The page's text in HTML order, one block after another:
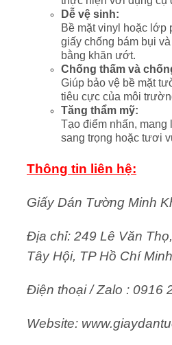
Dễ vệ sinh:
Bề mặt vinyl hoặc lớp
giấy chống bám bụi
bằng khăn ướt.
Chống thấm và
Giúp bảo vệ bề mặt
tiêu cực của môi
Tăng thẩm mỹ:
Tạo điểm nhấn, mang
sang trọng hoặc tươi
Thông tin liên hệ:
Giấy Dán Tường Minh
Địa chỉ: 249 Lê Văn
Tây Hội, TP Hồ Chí Minh
Điện thoại / Zalo : 0916
Website: